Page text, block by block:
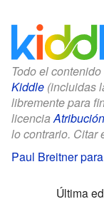
Todo el
Kiddle (incluidas
libremente para
licencia
lo contrario. Citar
Paul Breitner
Última